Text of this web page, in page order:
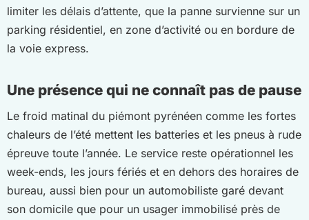
limiter les délais d’attente, que la panne survienne sur un
parking résidentiel, en zone d’activité ou en bordure de
la voie express.
Une présence qui ne connaît pas de pause
Le froid matinal du piémont pyrénéen comme les fortes
chaleurs de l’été mettent les batteries et les pneus à rude
épreuve toute l’année. Le service reste opérationnel les
week-ends, les jours fériés et en dehors des horaires de
bureau, aussi bien pour un automobiliste garé devant
son domicile que pour un usager immobilisé près de